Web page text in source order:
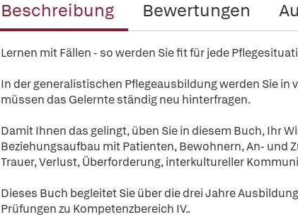
Beschreibung Bewertungen
Lernen mit Fällen - so werden Sie fit für jede
In der generalistischen Pflegeausbildung werden Sie
müssen das Gelernte ständig neu hinterfragen.
Damit Ihnen das gelingt, üben Sie in diesem Buch, Ihr
Beziehungsaufbau mit Patienten, Bewohnern, An- und
Trauer, Verlust, Überforderung, interkultureller
Dieses Buch begleitet Sie über die drei Jahre
Prüfungen zu Kompetenzbereich IV..